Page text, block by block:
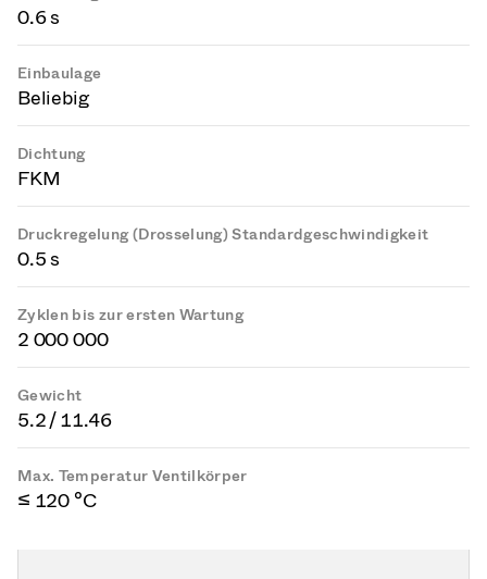
0.6 s
Einbaulage
Beliebig
Dichtung
FKM
Druckregelung (Drosselung) Standardgeschwindigkeit
0.5 s
Zyklen bis zur ersten Wartung
2 000 000
Gewicht
5.2 / 11.46
Max. Temperatur Ventilkörper
≤ 120 °C